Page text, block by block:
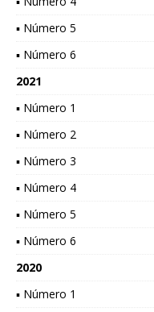
▪ Número 5
▪ Número 6
2021
▪ Número 1
▪ Número 2
▪ Número 3
▪ Número 4
▪ Número 5
▪ Número 6
2020
▪ Número 1